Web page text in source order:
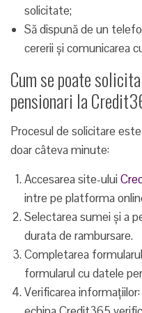
solicitate;
Să dispună de un
cererii și comunicarea
Cum se poate
pensionari la
Procesul de solicitare
doar câteva minute:
Accesarea site-ului
intre pe platforma
Selectarea sumei și a
durata de rambursare.
Completarea
formularul cu datele
Verificarea